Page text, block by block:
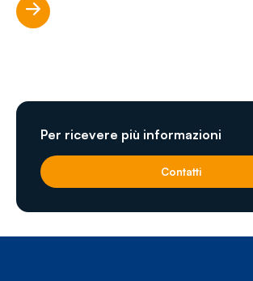
Scopri di più
Per ricevere più informazioni
Contatti